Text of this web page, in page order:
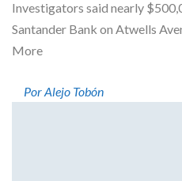
Investigators said nearly
Santander Bank on Atwells
More
Por Alejo Tobón